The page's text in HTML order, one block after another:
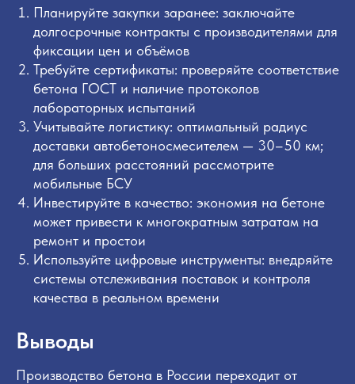
Планируйте закупки заранее: заключайте
долгосрочные контракты с производителями для
фиксации цен и объёмов
Требуйте сертификаты: проверяйте соответствие
бетона ГОСТ и наличие протоколов
лабораторных испытаний
Учитывайте логистику: оптимальный радиус
доставки автобетоносмесителем — 30–50 км;
для больших расстояний рассмотрите
мобильные БСУ
Инвестируйте в качество: экономия на бетоне
может привести к многократным затратам на
ремонт и простои
Используйте цифровые инструменты: внедряйте
системы отслеживания поставок и контроля
качества в реальном времени
Выводы
Производство бетона в России переходит от